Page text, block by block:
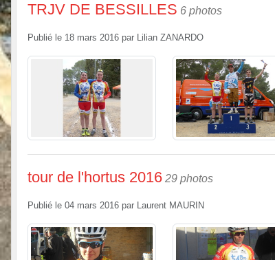
TRJV DE BESSILLES 6 photos
Publié le 18 mars 2016 par Lilian ZANARDO
tour de l'hortus 2016 29 photos
Publié le 04 mars 2016 par Laurent MAURIN